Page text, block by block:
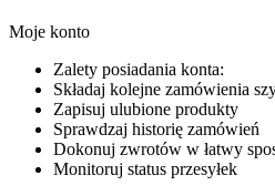
Moje konto
Zalety posiadania konta:
Składaj kolejne zamówienia
Zapisuj ulubione produkty
Sprawdzaj historię zamówień
Dokonuj zwrotów w łatwy
Monitoruj status przesyłek